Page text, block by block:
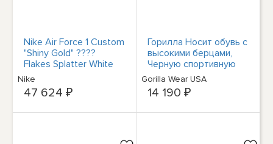
Nike Air Force 1 Custom
"Shiny Gold" ????
Flakes Splatter White
Shoes Mens Womens
Nike
47 624 ₽
Горилла Носит обувь с
высокими берцами,
Черную спортивную
обувь для
бодибилдинга.
Gorilla Wear USA
14 190 ₽